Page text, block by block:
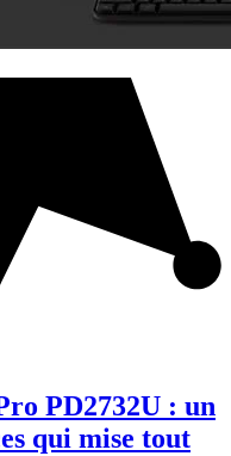
PD2732U : un
qui mise tout